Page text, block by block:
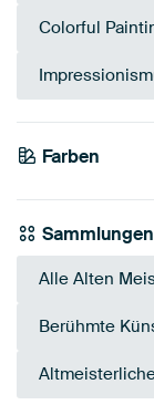
Colorful
Farben
Blau
Türkis
Early Dew
Alle Alten
Berühmte